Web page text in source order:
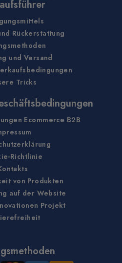
Rückerstattung
und Versand
Tricks
Ecommerce B2B
Richtlinie
von Produkten
auf der Website
Projekt